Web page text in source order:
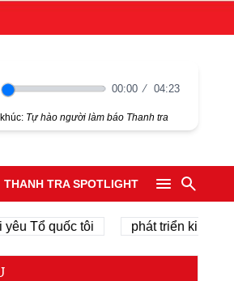
00:00 04:23
Tự hào người làm báo Thanh tra
THANH TRA SPOTLIGHT
quốc tôi phát triển kinh tế tư